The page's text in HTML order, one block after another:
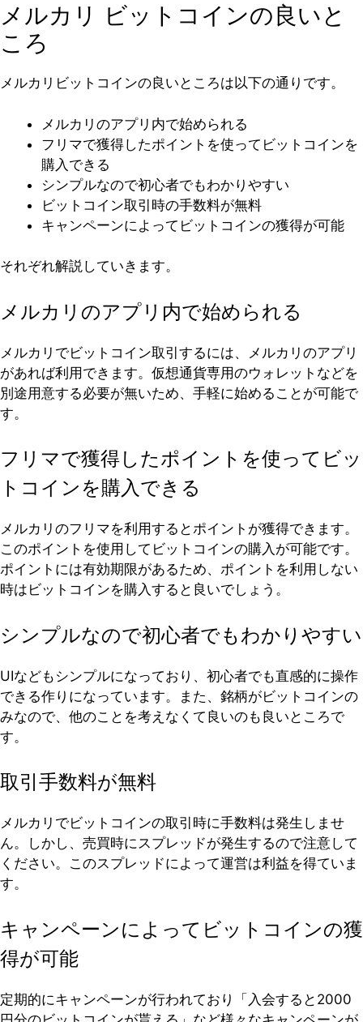
メルカリ ビットコインの良いと
ころ
メルカリビットコインの良いところは以下の通りです。
メルカリのアプリ内で始められる
フリマで獲得したポイントを使ってビットコインを
購入できる
シンプルなので初心者でもわかりやすい
ビットコイン取引時の手数料が無料
キャンペーンによってビットコインの獲得が可能
それぞれ解説していきます。
メルカリのアプリ内で始められる
メルカリでビットコイン取引するには、メルカリのアプリ
があれば利用できます。仮想通貨専用のウォレットなどを
別途用意する必要が無いため、手軽に始めることが可能で
す。
フリマで獲得したポイントを使ってビッ
トコインを購入できる
メルカリのフリマを利用するとポイントが獲得できます。
このポイントを使用してビットコインの購入が可能です。
ポイントには有効期限があるため、ポイントを利用しない
時はビットコインを購入すると良いでしょう。
シンプルなので初心者でもわかりやすい
UIなどもシンプルになっており、初心者でも直感的に操作
できる作りになっています。また、銘柄がビットコインの
みなので、他のことを考えなくて良いのも良いところで
す。
取引手数料が無料
メルカリでビットコインの取引時に手数料は発生しませ
ん。しかし、売買時にスプレッドが発生するので注意して
ください。このスプレッドによって運営は利益を得ていま
す。
キャンペーンによってビットコインの獲
得が可能
定期的にキャンペーンが行われており「入会すると2000